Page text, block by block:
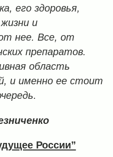
его здоровья,
и
нее. Все, от
препаратов.
область
и именно ее стоит
России”